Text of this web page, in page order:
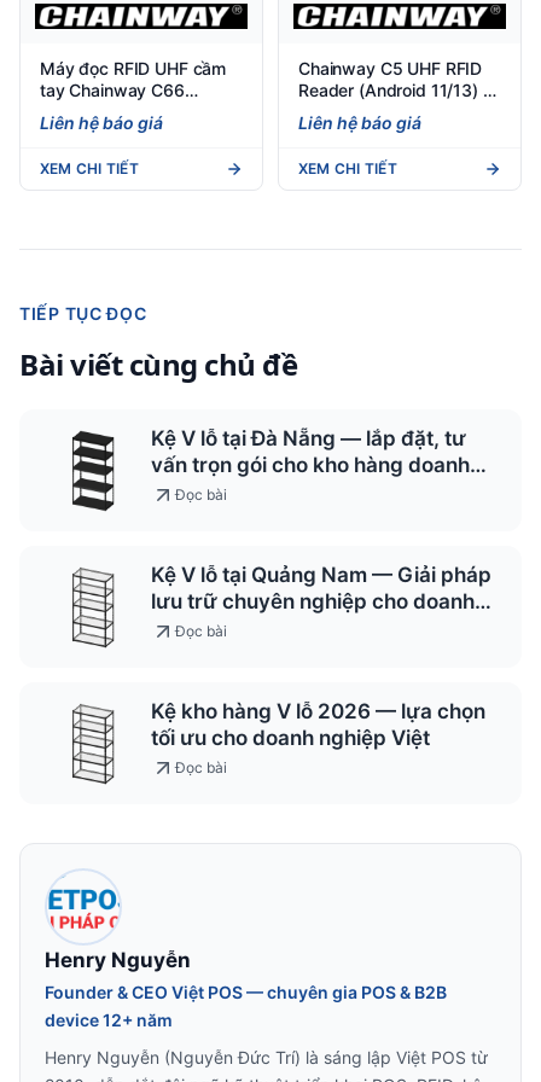
Máy đọc RFID UHF cầm
tay Chainway C66
(Android 11/13) - Tích
hợp RFID, nhẹ 297g, IP65
Liên hệ báo giá
XEM CHI TIẾT
Chainway C5 UHF RFID
Reader (Android 11/13) -
Đầu đọc RFID cầm tay
mạnh mẽ
Liên hệ báo giá
XEM CHI TIẾT
TIẾP TỤC ĐỌC
Bài viết cùng chủ đề
Kệ V lỗ tại Đà Nẵng — lắp đặt, tư
vấn trọn gói cho kho hàng doanh
nghiệp
Đọc bài
Kệ V lỗ tại Quảng Nam — Giải pháp
lưu trữ chuyên nghiệp cho doanh
nghiệp 2026
Đọc bài
Kệ kho hàng V lỗ 2026 — lựa chọn
tối ưu cho doanh nghiệp Việt
Đọc bài
Henry Nguyễn
Founder & CEO Việt POS — chuyên gia POS & B2B
device 12+ năm
Henry Nguyễn (Nguyễn Đức Trí) là sáng lập Việt POS từ